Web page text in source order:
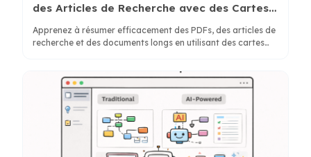
des Articles de Recherche avec des Cartes
Apprenez à résumer efficacement des PDFs, des articles de
recherche et des documents longs en utilisant des cartes